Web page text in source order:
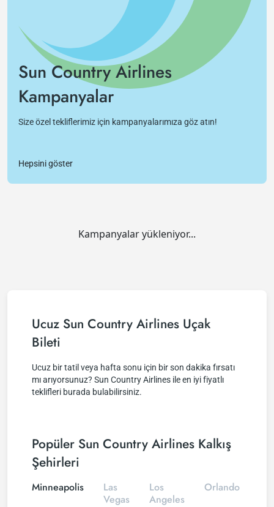
Sun Country Airlines
Kampanyalar
Size özel tekliflerimiz için kampanyalarımıza göz atın!
Hepsini göster
Kampanyalar yükleniyor...
Ucuz Sun Country Airlines Uçak
Bileti
Ucuz bir tatil veya hafta sonu için bir son dakika fırsatı
mı arıyorsunuz? Sun Country Airlines ile en iyi fiyatlı
teklifleri burada bulabilirsiniz.
Popüler Sun Country Airlines Kalkış
Şehirleri
Minneapolis
Las
Vegas
Los
Angeles
Orlando